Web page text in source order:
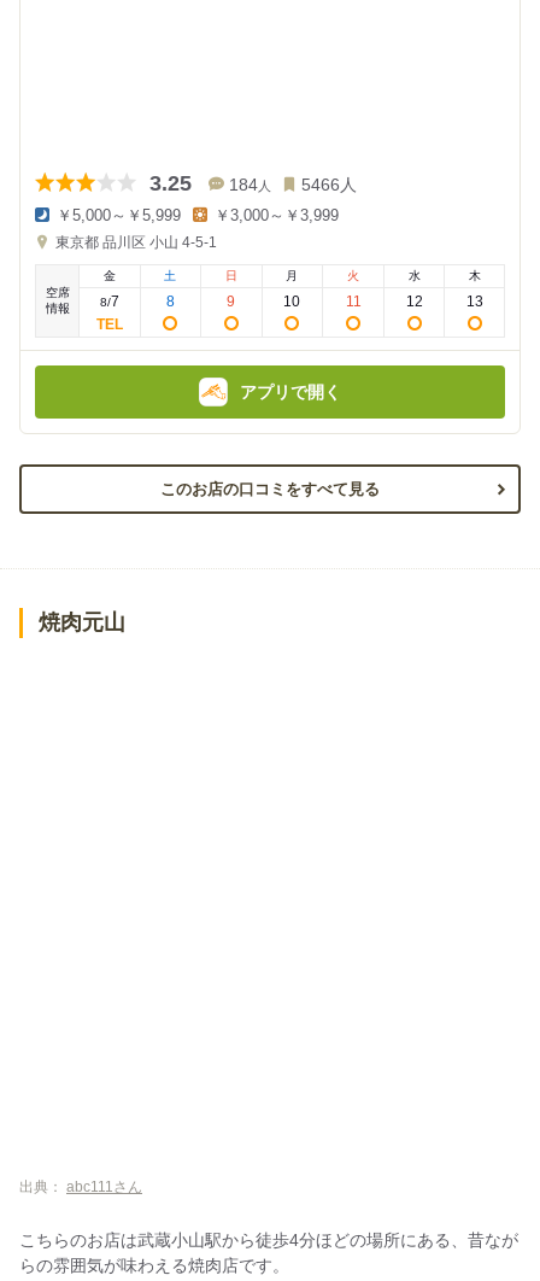
3.25 184人 5466 人
夜
の
額
￥5,000～￥5,999
の
￥3,000～￥3,999
東京都 品川区 小山 4-5-1
空席
情報
金
8/7
土
8
日
9
月
10
火
11
水
12
木
13
アプリで開く
このお店の口コミをすべて見る
焼肉元山
出典： abc111さん
こちらのお店は武蔵小山駅から徒歩4分ほどの場所にある、昔なが
らの雰囲気が味わえる焼肉店です。